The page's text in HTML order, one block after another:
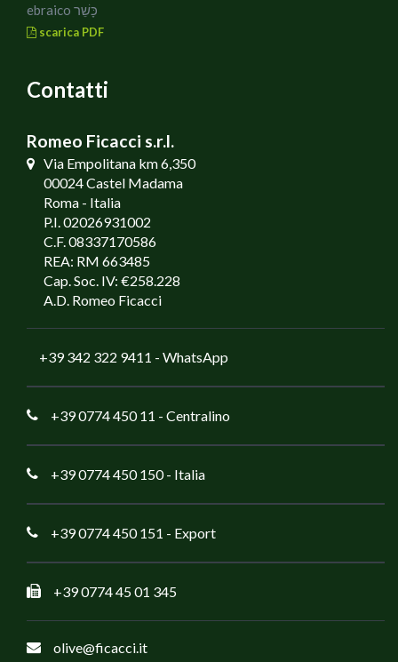
ebraico כָּשֵׁר
scarica PDF
Contatti
Romeo Ficacci s.r.l.
Via Empolitana km 6,350
00024 Castel Madama
Roma - Italia
P.I. 02026931002
C.F. 08337170586
REA: RM 663485
Cap. Soc. IV: €258.228
A.D. Romeo Ficacci
+39 342 322 9411 - WhatsApp
+39 0774 450 11 - Centralino
+39 0774 450 150- Italia
+39 0774 450 151 - Export
+39 0774 45 01 345
olive@ficacci.it